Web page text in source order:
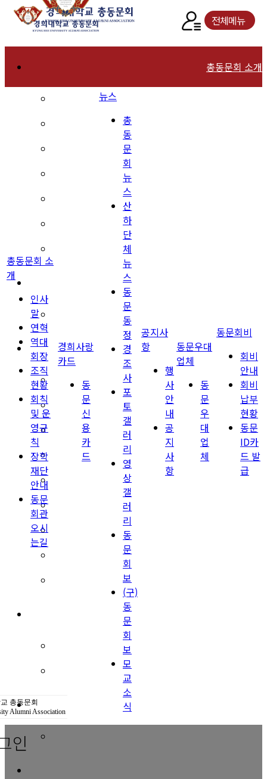
전체메뉴
총동문회 소개
뉴스
총동문회 뉴스
산하단체 뉴스
동문 동정
총동문회 소
개
인사
말
연혁
역대
회장
조직
현황
회칙
및 운
영규
칙
장학
재단
안내
동문
회관
오시
는길
경희사랑
카드
동
문
신
용
카
드
뉴스
총
동
문
회
뉴
스
산
하
단
체
뉴
스
동
문
동
정
경
조
사
포
토
갤
러
리
영
상
갤
러
리
동
문
회
보
(구)
동
문
회
보
모
교
소
식
공지사
항
행
사
안
내
공
지
사
항
동문우대
업체
동
문
우
대
업
체
동문회비
회비
안내
회비
납부
현황
동문
ID카
드 발
급
총동문회
Alumni Association
인